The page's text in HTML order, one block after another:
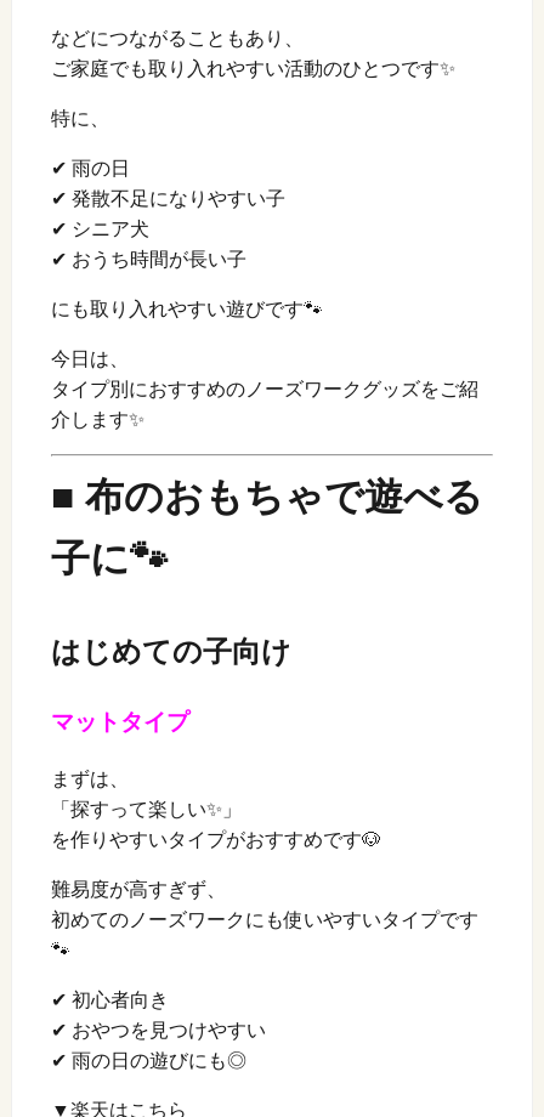
などにつながることもあり、
ご家庭でも取り入れやすい活動のひとつです✨
特に、
✔ 雨の日
✔ 発散不足になりやすい子
✔ シニア犬
✔ おうち時間が長い子
にも取り入れやすい遊びです🐾
今日は、
タイプ別におすすめのノーズワークグッズをご紹
介します✨
■ 布のおもちゃで遊べる
子に🐾
はじめての子向け
マットタイプ
まずは、
「探すって楽しい✨」
を作りやすいタイプがおすすめです🐶
難易度が高すぎず、
初めてのノーズワークにも使いやすいタイプです
🐾
✔ 初心者向き
✔ おやつを見つけやすい
✔ 雨の日の遊びにも◎
▼楽天はこちら